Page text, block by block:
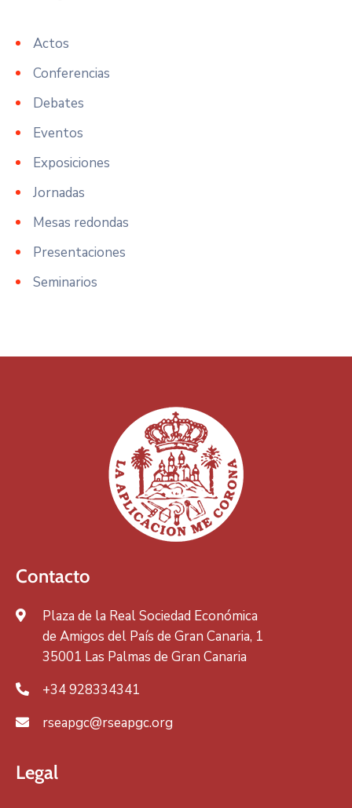
Actos
Conferencias
Debates
Eventos
Exposiciones
Jornadas
Mesas redondas
Presentaciones
Seminarios
Contacto
Plaza de la Real Sociedad Económica
de Amigos del País de Gran Canaria, 1
35001 Las Palmas de Gran Canaria
+34 928334341
rseapgc@rseapgc.org
Legal